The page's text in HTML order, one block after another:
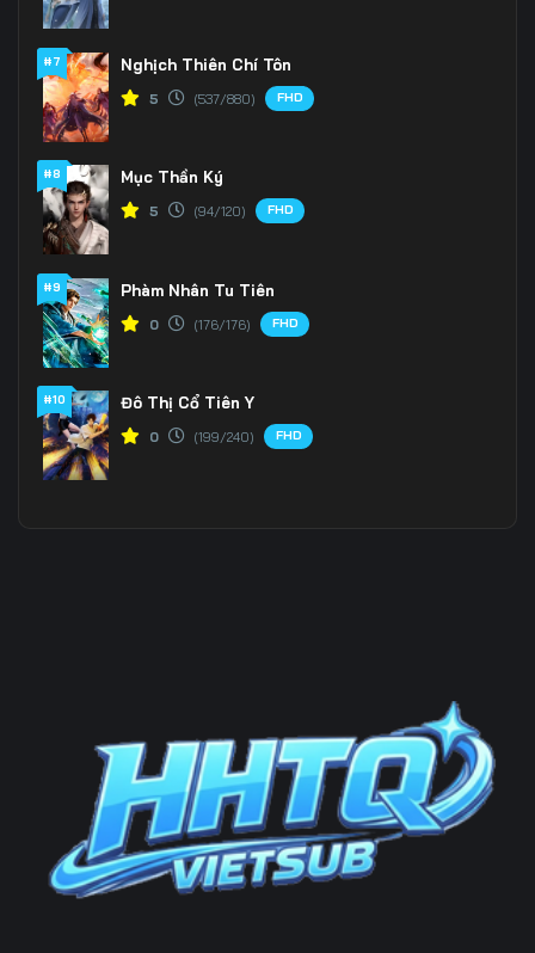
#7 Nghịch Thiên Chí Tôn
5 (537/880) FHD
#8 Mục Thần Ký
5 (94/120) FHD
#9 Phàm Nhân Tu Tiên
0 (176/176) FHD
#10 Đô Thị Cổ Tiên Y
0 (199/240) FHD